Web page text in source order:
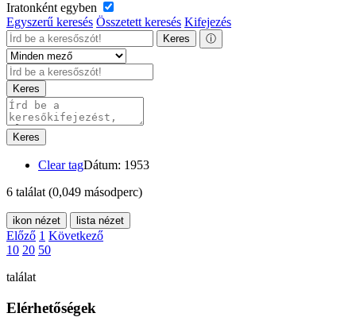
Iratonként egyben
Egyszerű keresés Összetett keresés Kifejezés
Keres ⓘ
Keres
Keres
Clear tagDátum: 1953
6 találat (0,049 másodperc)
ikon nézet lista nézet
Előző 1 Következő
10 20 50
találat
Elérhetőségek